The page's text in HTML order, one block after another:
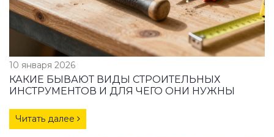
10 января 2026
КАКИЕ БЫВАЮТ ВИДЫ СТРОИТЕЛЬНЫХ
ИНСТРУМЕНТОВ И ДЛЯ ЧЕГО ОНИ НУЖНЫ
Читать далее